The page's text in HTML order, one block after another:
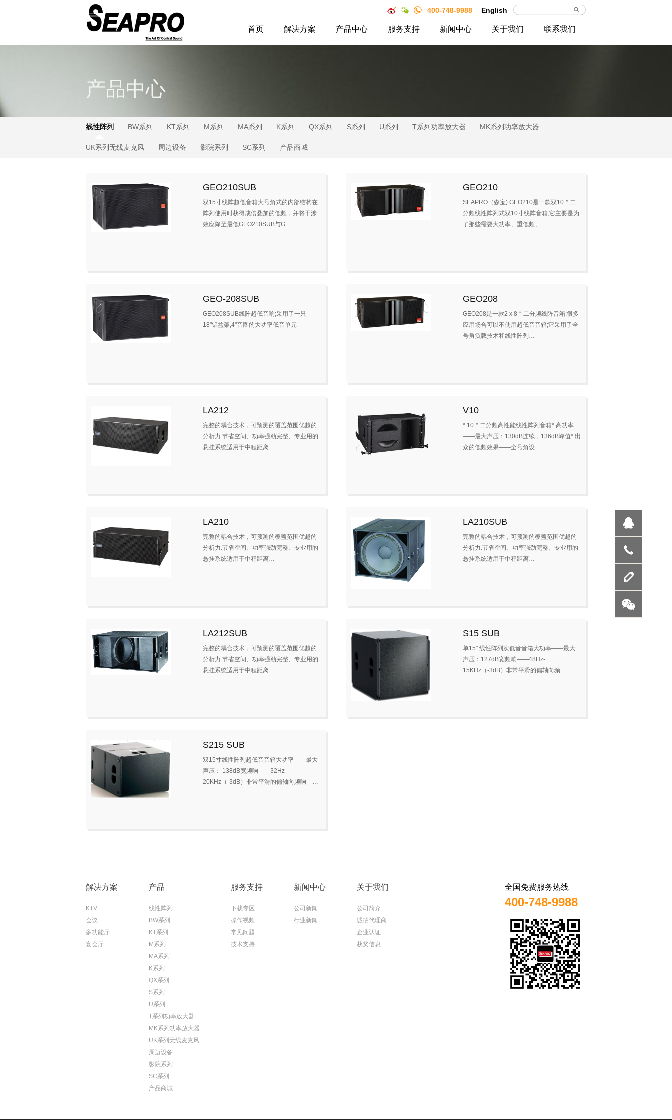
400-748-9988 English
首页 解决方案 产品中心 服务支持 新闻中心 关于我们 联系我们
产品中心
线性阵列 BW系列 KT系列 M系列 MA系列 K系列 QX系列 S系列 U系列 T系列功率放大器 MK系列功率放大器
UK系列无线麦克风 周边设备 影院系列 SC系列 产品商城
GEO210SUB
双15寸线阵超低音箱大号角式的内部结构在
阵列使用时获得成倍叠加的低频，并将干涉
效应降至最低GEO210SUB与G…
GEO210
SEAPRO（森宝) GEO210是一款双10＂二
分频线性阵列式双10寸线阵音箱;它主要是为
了那些需要大功率、重低频、…
GEO-208SUB
GEO208SUB线阵超低音响;采用了一只
18"铝盆架,4"音圈的大功率低音单元
GEO208
GEO208是一款2 x 8＂二分频线阵音箱;很多
应用场合可以不使用超低音音箱;它采用了全
号角负载技术和线性阵列…
LA212
完整的耦合技术，可预测的覆盖范围优越的
分析力.节省空间、功率强劲完整、专业用的
悬挂系统适用于中程距离…
V10
* 10＂二分频高性能线性阵列音箱* 高功率
——最大声压：130dB连续，136dB峰值* 出
众的低频效果——全号角设…
LA210
完整的耦合技术，可预测的覆盖范围优越的
分析力.节省空间、功率强劲完整、专业用的
悬挂系统适用于中程距离…
LA210SUB
完整的耦合技术，可预测的覆盖范围优越的
分析力.节省空间、功率强劲完整、专业用的
悬挂系统适用于中程距离…
LA212SUB
完整的耦合技术，可预测的覆盖范围优越的
分析力.节省空间、功率强劲完整、专业用的
悬挂系统适用于中程距离…
S15 SUB
单15" 线性阵列次低音音箱大功率——最大
声压：127dB宽频响——48Hz-
15KHz（-3dB）非常平滑的偏轴向频…
S215 SUB
双15寸线性阵列超低音音箱大功率——最大
声压： 138dB宽频响——32Hz-
20KHz（-3dB）非常平滑的偏轴向频响—…
解决方案
KTV
会议
多功能厅
宴会厅
产品
线性阵列
BW系列
KT系列
M系列
MA系列
K系列
QX系列
S系列
U系列
T系列功率放大器
MK系列功率放大器
UK系列无线麦克风
周边设备
影院系列
SC系列
产品商城
服务支持
下载专区
操作视频
常见问题
技术支持
新闻中心
公司新闻
行业新闻
关于我们
公司简介
诚招代理商
企业认证
获奖信息
全国免费服务热线
400-748-9988